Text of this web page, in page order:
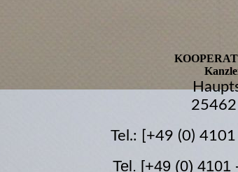
25462
Tel.: [+49 (0)
Tel. [+49 (0) 4101